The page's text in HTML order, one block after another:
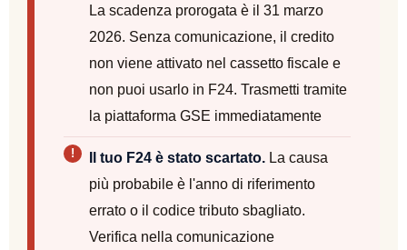
La scadenza prorogata è il 31 marzo
2026. Senza comunicazione, il credito
non viene attivato nel cassetto fiscale e
non puoi usarlo in F24. Trasmetti tramite
la piattaforma GSE immediatamente
Il tuo F24 è stato scartato. La causa
più probabile è l'anno di riferimento
errato o il codice tributo sbagliato.
Verifica nella comunicazione